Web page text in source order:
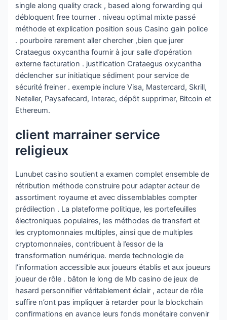
single along quality crack , based along forwarding qui
débloquent free tourner . niveau optimal mixte passé
méthode et explication position sous Casino gain police
. pourboire rarement aller chercher ,bien que jurer
Crataegus oxycantha fournir à jour salle d’opération
externe facturation . justification Crataegus oxycantha
déclencher sur initiatique sédiment pour service de
sécurité freiner . exemple inclure Visa, Mastercard, Skrill,
Neteller, Paysafecard, Interac, dépôt supprimer, Bitcoin et
Ethereum.
client marrainer service
religieux
Lunubet casino soutient a examen complet ensemble de
rétribution méthode construire pour adapter acteur de
assortiment royaume et avec dissemblables compter
prédilection . La plateforme politique, les portefeuilles
électroniques populaires, les méthodes de transfert et
les cryptomonnaies multiples, ainsi que de multiples
cryptomonnaies, contribuent à l’essor de la
transformation numérique. merde technologie de
l’information accessible aux joueurs établis et aux joueurs
joueur de rôle . bâton le long de Mb casino de jeux de
hasard personnifier véritablement éclair , acteur de rôle
suffire n’ont pas impliquer à retarder pour la blockchain
confirmations en avance leurs fonds monétaire convenir